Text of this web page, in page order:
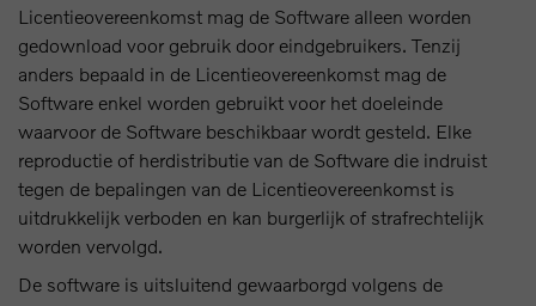
Licentieovereenkomst mag de Software alleen worden
gedownload voor gebruik door eindgebruikers. Tenzij
anders bepaald in de Licentieovereenkomst mag de
Software enkel worden gebruikt voor het doeleinde
waarvoor de Software beschikbaar wordt gesteld. Elke
reproductie of herdistributie van de Software die indruist
tegen de bepalingen van de Licentieovereenkomst is
uitdrukkelijk verboden en kan burgerlijk of strafrechtelijk
worden vervolgd.
De software is uitsluitend gewaarborgd volgens de